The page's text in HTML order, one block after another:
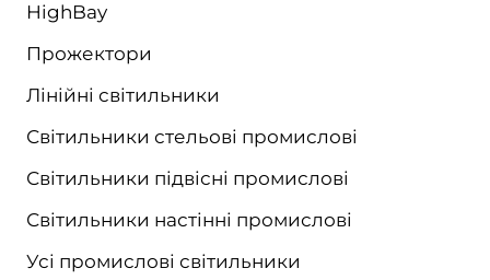
HighBay
Прожектори
Лінійні світильники
Світильники стельові промислові
Світильники підвісні промислові
Світильники настінні промислові
Усі промислові світильники